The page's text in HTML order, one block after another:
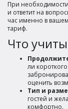
При
и ответит на
час именно в
тариф.
Что
ли
оценить
Тип и
гостей и
комфортно.